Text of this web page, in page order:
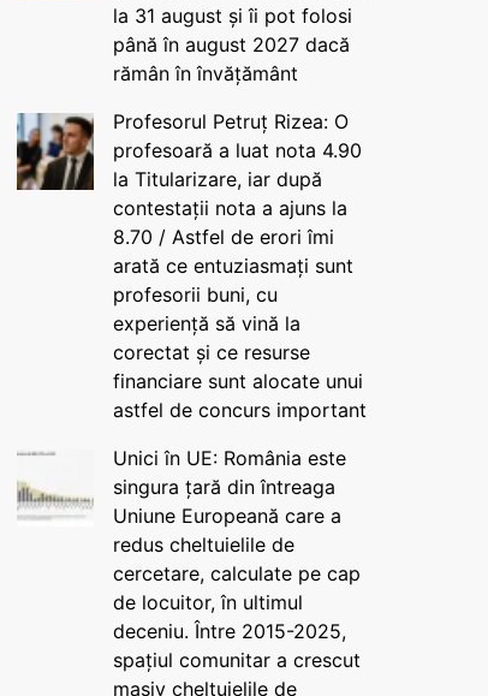
la 31 august și îi pot folosi
până în august 2027 dacă
rămân în învățământ
Profesorul Petruț Rizea: O
profesoară a luat nota 4.90
la Titularizare, iar după
contestații nota a ajuns la
8.70 / Astfel de erori îmi
arată ce entuziasmați sunt
profesorii buni, cu
experiență să vină la
corectat și ce resurse
financiare sunt alocate unui
astfel de concurs important
Unici în UE: România este
singura țară din întreaga
Uniune Europeană care a
redus cheltuielile de
cercetare, calculate pe cap
de locuitor, în ultimul
deceniu. Între 2015-2025,
spațiul comunitar a crescut
masiv cheltuielile de